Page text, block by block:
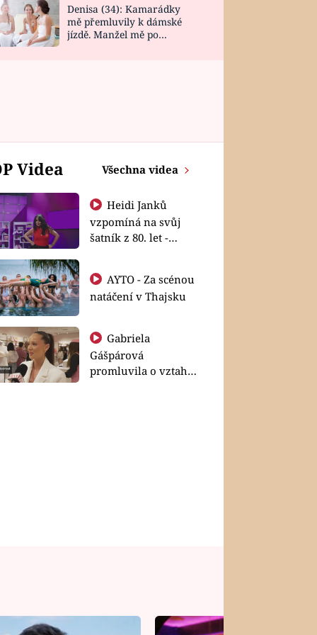
Denisa (34): Kamarádky
mě přemluvily k dámské
jízdě. Manžel mě po
Videa Všechna videa
Heidi Janků
vzpomíná na svůj
šatník z 80. let -
natáčení v Thajsku
Gabriela
Gášpárová
promluvila o vztahu